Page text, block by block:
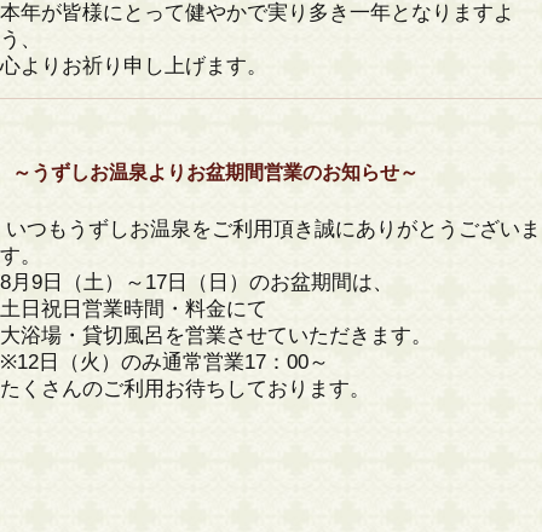
本年が皆様にとって健やかで実り多き一年となりますよ
う、
心よりお祈り申し上げます。
～うずしお温泉よりお盆期間営業のお知らせ～
いつもうずしお温泉をご利用頂き誠にありがとうございま
す。
8月9日（土）～17日（日）のお盆期間は、
土日祝日営業時間・料金にて
大浴場・貸切風呂を営業させていただきます。
※12日（火）のみ通常営業17：00～
たくさんのご利用お待ちしております。